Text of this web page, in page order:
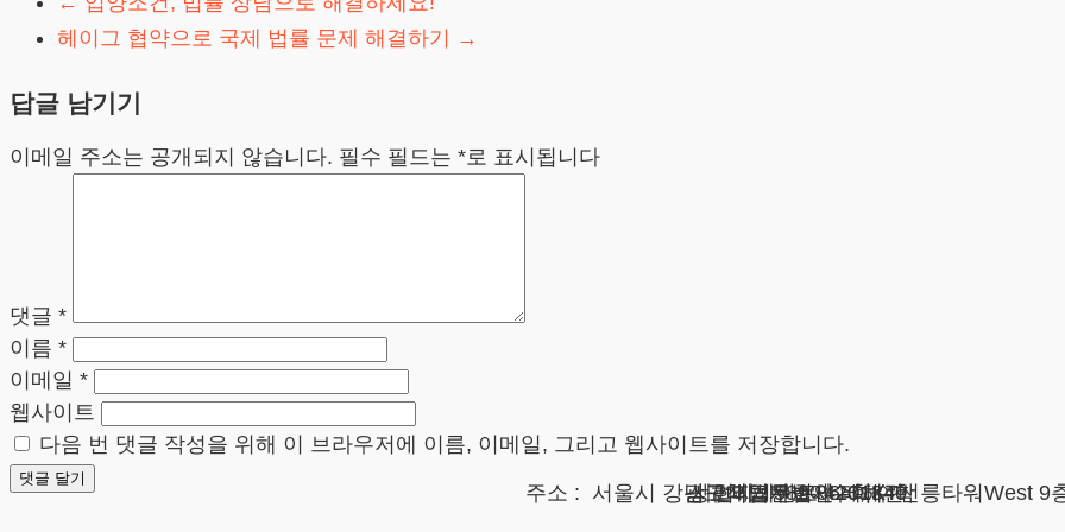
헤이그 협약으로 국제 법률 문제 해결하기
→
답글 남기기
이메일 주소는 공개되지 않습니다. 필수 필드는 *로 표시됩니다
댓글 *
이름 *
이메일 *
웹사이트
다음 번 댓글 작성을 위해 이 브라우저에 이름, 이메일, 그리고 웹사이트를 저장합니다.
상호 : 법무법인 테헤란
사업자 : 589-86-01340
대표자 : 이수학
주소 : 서울시 강남구 테헤란로 420, KT선릉타워West 9
광고책임변호사 : 이수학